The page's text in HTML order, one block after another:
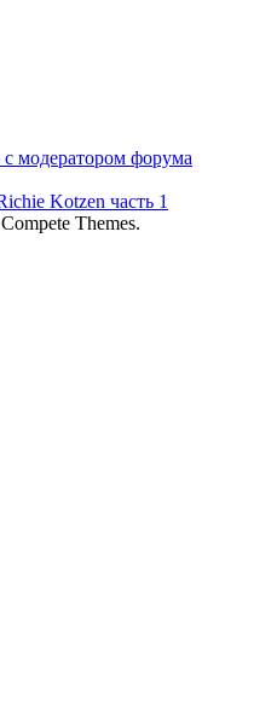
модератором форума
Kotzen часть 1
Themes.